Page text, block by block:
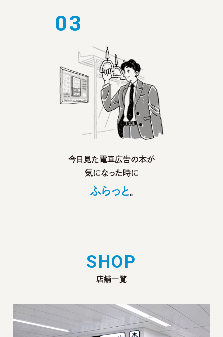
今日見た電車広告の本が
気になった時に
ふらっと。
SHOP
店舗一覧